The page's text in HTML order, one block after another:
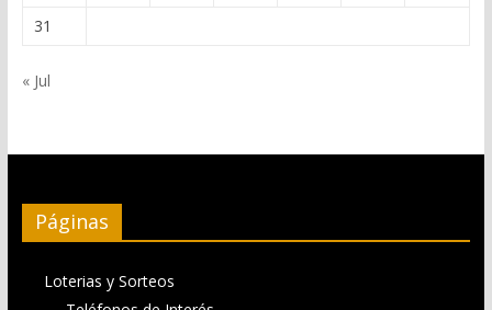
31
« Jul
Páginas
Loterias y Sorteos